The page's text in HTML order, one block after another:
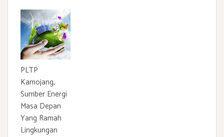
PLTP
Kamojang,
Sumber Energi
Masa Depan
Yang Ramah
Lingkungan